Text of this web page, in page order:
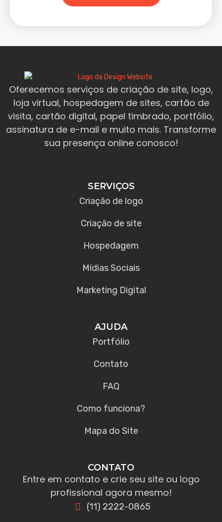
Oferecemos serviços de criação de site, logo,
loja virtual, hospedagem de sites, cartão de
visita, cartão digital, papel timbrado, portfólio,
assinatura de e-mail e muito mais. Transforme
sua presença online conosco!
SERVIÇOS
Criação de logo
Criação de site
Hospedagem
Mídias Sociais
Marketing Digital
AJUDA
Portfólio
Contato
FAQ
Como funciona?
Mapa do Site
CONTATO
Entre em contato e crie seu site ou logo
profissional agora mesmo!
(11) 2222-0865